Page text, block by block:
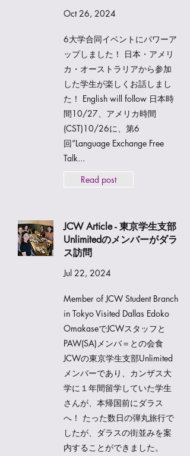
Oct 26, 2024
6大学合同イベントにパワーア
ップしました！ 日本・アメリ
カ・オーストラリアから参加
した学生が楽しくお話しまし
た！ English will follow 日本時
間10/27、アメリカ時間
(CST)10/26に、第6
回”Language Exchange Free
Talk...
Read post
JCW Article - 東京学生支部
Unlimitedのメンバーがダラ
ス訪問
Jul 22, 2024
Member of JCW Student Branch
in Tokyo Visited Dallas Edoko
OmakaseでJCWスタッフと
PAW(SA)メンバ＝との会食
JCWの東京学生支部Unlimited
メンバーであり、カンザス大
学に１年間留学していた学生
さんが、本帰国前にダラス
へ！ たった数日の弾丸旅行で
したが、ダラスの街並みを案
内することができました。